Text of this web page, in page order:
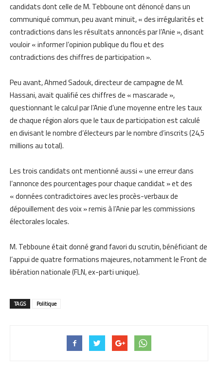
candidats dont celle de M. Tebboune ont dénoncé dans un
communiqué commun, peu avant minuit, « des irrégularités et
contradictions dans les résultats annoncés par l’Anie », disant
vouloir « informer l’opinion publique du flou et des
contradictions des chiffres de participation ».
Peu avant, Ahmed Sadouk, directeur de campagne de M.
Hassani, avait qualifié ces chiffres de « mascarade »,
questionnant le calcul par l’Anie d’une moyenne entre les taux
de chaque région alors que le taux de participation est calculé
en divisant le nombre d’électeurs par le nombre d’inscrits (24,5
millions au total).
Les trois candidats ont mentionné aussi « une erreur dans
l’annonce des pourcentages pour chaque candidat » et des
« données contradictoires avec les procès-verbaux de
dépouillement des voix » remis à l’Anie par les commissions
électorales locales.
M. Tebboune était donné grand favori du scrutin, bénéficiant de
l’appui de quatre formations majeures, notamment le Front de
libération nationale (FLN, ex-parti unique).
TAGS Politique